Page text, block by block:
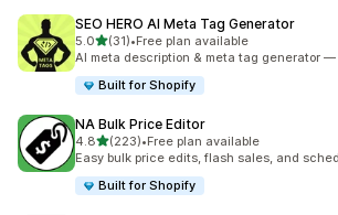
SEO HERO AI Meta Tag Generator
5.05つ星中
(31)
合計レビュー数：31件
•Free plan available
AI meta description & meta tag generator
Built for Shopify
NA Bulk Price Editor
4.85つ星中
(223)
合計レビュー数：223件
•Free plan available
Easy bulk price edits, flash sales, and
Built for Shopify